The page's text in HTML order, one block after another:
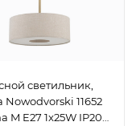
светильник,
Nowodvorski 11652
M E27 1x25W IP20